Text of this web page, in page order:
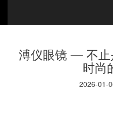
溥仪眼镜 — 不止
时尚
2026-01-